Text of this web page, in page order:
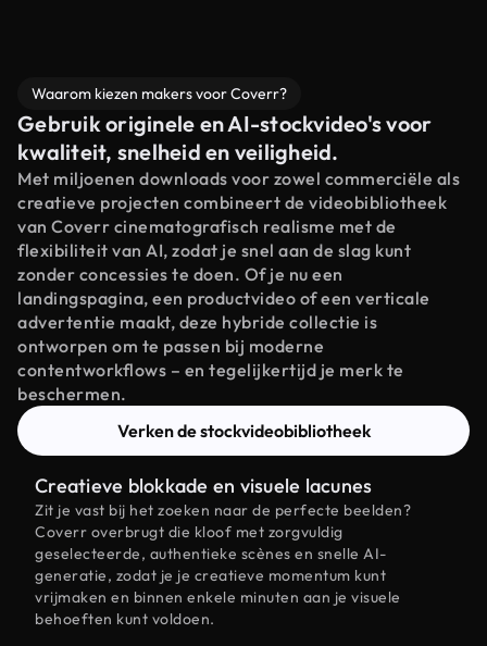
Waarom kiezen makers voor Coverr?
Gebruik originele en AI-stockvideo's voor
kwaliteit, snelheid en veiligheid.
Met miljoenen downloads voor zowel commerciële als
creatieve projecten combineert de videobibliotheek
van Coverr cinematografisch realisme met de
flexibiliteit van AI, zodat je snel aan de slag kunt
zonder concessies te doen. Of je nu een
landingspagina, een productvideo of een verticale
advertentie maakt, deze hybride collectie is
ontworpen om te passen bij moderne
contentworkflows – en tegelijkertijd je merk te
beschermen.
Verken de stockvideobibliotheek
Creatieve blokkade en visuele lacunes
Zit je vast bij het zoeken naar de perfecte beelden?
Coverr overbrugt die kloof met zorgvuldig
geselecteerde, authentieke scènes en snelle AI-
generatie, zodat je je creatieve momentum kunt
vrijmaken en binnen enkele minuten aan je visuele
behoeften kunt voldoen.